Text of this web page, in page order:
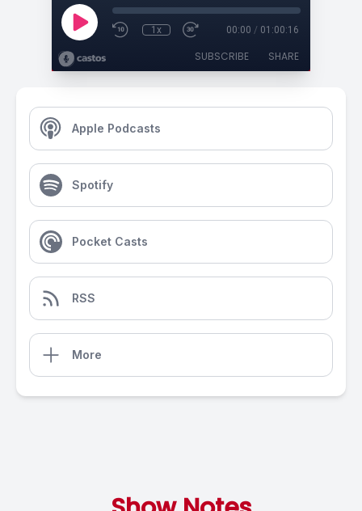
1x 00:00 / 01:00:16
SUBSCRIBE SHARE
Apple Podcasts
Spotify
Pocket Casts
RSS
More